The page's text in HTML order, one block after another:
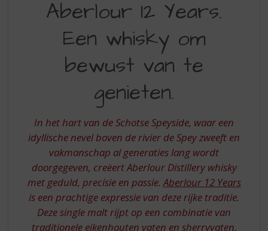
YEARS
WHISKY
VAN
TE
GENIETEN
Aberlour 12 Years.
Een whisky om
bewust van te
genieten.
In het hart van de Schotse Speyside, waar een
idyllische nevel boven de rivier de Spey zweeft en
vakmanschap al generaties lang wordt
doorgegeven, creëert Aberlour Distillery whisky
met geduld, precisie en passie.Aberlour 12 Years
is een prachtige expressie van deze rijke traditie.
Deze single malt rijpt op een combinatie van
traditionele eikenhouten vaten en sherryvaten,